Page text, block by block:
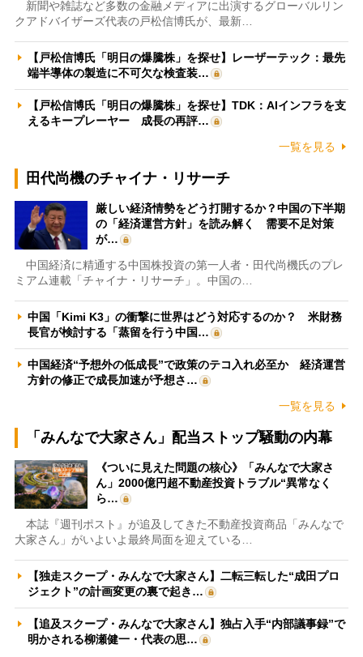
新聞や雑誌など多数の金融メディアに出演するグローバルリン
クアドバイザーズ代表の戸松信博氏が、最新…
【戸松信博氏「明日の爆騰株」を探せ】レーザーテック：最先
端半導体の製造に不可欠な検査装…
【戸松信博氏「明日の爆騰株」を探せ】TDK：AIインフラを支
えるキープレーヤー 成長の再評…
一覧を見る
田代尚機のチャイナ・リサーチ
厳しい経済情勢をどう打開するか？中国の下半期
の「経済運営方針」を読み解く 需要不足対策
が…
中国経済に精通する中国株投資の第一人者・田代尚機氏のプレ
ミアム連載「チャイナ・リサーチ」。中国の…
中国「Kimi K3」の衝撃に世界はどう対応するのか？ 米財務
長官が検討する「蒸留を行う中国…
中国経済“予想外の低成長”で政策のテコ入れ必至か 経済運営
方針の修正で成長加速が予想さ…
一覧を見る
「みんなで大家さん」配当ストップ騒動の内幕
《ついに見えた問題の核心》「みんなで大家さ
ん」2000億円超不動産投資トラブル“異常なく
ら…
本誌『週刊ポスト』が追及してきた不動産投資商品「みんなで
大家さん」がいよいよ最終局面を迎えている…
【独走スクープ・みんなで大家さん】二転三転した“成田プロ
ジェクト”の計画変更の裏で起き…
【追及スクープ・みんなで大家さん】独占入手“内部議事録”で
明かされる柳瀬健一・代表の思…